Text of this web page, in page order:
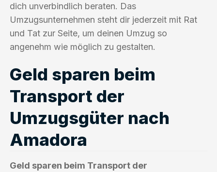
dich unverbindlich beraten. Das
Umzugsunternehmen steht dir jederzeit mit Rat
und Tat zur Seite, um deinen Umzug so
angenehm wie möglich zu gestalten.
Geld sparen beim
Transport der
Umzugsgüter nach
Amadora
Geld sparen beim Transport der